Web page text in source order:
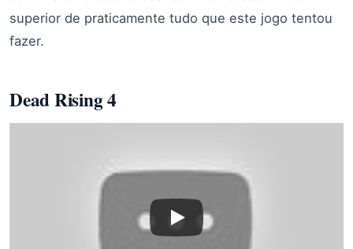
superior de praticamente tudo que este jogo tentou
fazer.
Dead Rising 4